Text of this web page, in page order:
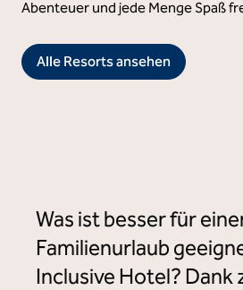
Abenteuer und jede Menge Spaß
Alle Resorts ansehen
Was ist besser für
Familienurlaub
Inclusive Hotel? Dank